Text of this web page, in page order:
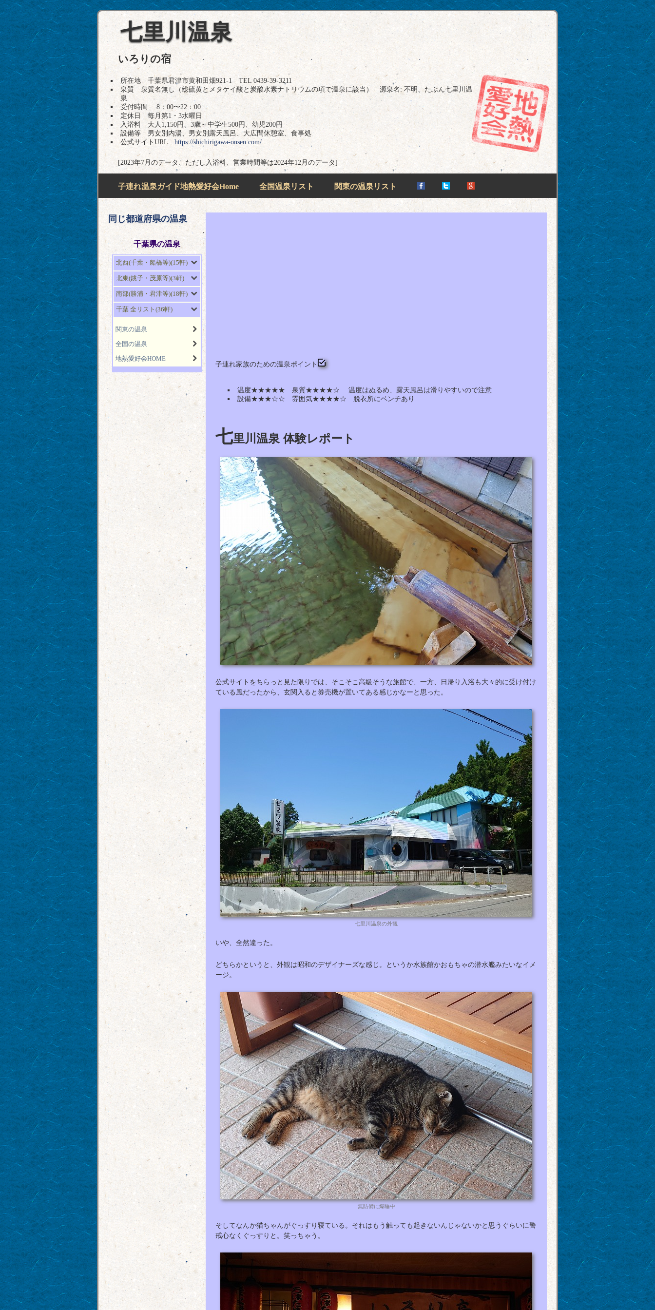
七里川温泉
いろりの宿
所在地 千葉県君津市黄和田畑921-1 TEL 0439-39-3211
泉質 泉質名無し（総硫黄とメタケイ酸と炭酸水素ナトリウムの項で温泉に該当） 源泉名: 不明、たぶん七里川温
泉
受付時間 8：00〜22：00
定休日 毎月第1・3水曜日
入浴料 大人1,150円、3歳～中学生500円、幼児200円
設備等 男女別内湯、男女別露天風呂、大広間休憩室、食事処
公式サイトURL https://shichirigawa-onsen.com/
[2023年7月のデータ、ただし入浴料、営業時間等は2024年12月のデータ]
子連れ温泉ガイド地熱愛好会Home 全国温泉リスト 関東の温泉リスト
子連れ家族のための温泉ポイント
温度★★★★★ 泉質★★★★☆ 温度はぬるめ、露天風呂は滑りやすいので注意
設備★★★☆☆ 雰囲気★★★★☆ 脱衣所にベンチあり
七里川温泉 体験レポート
公式サイトをちらっと見た限りでは、そこそこ高級そうな旅館で、一方、日帰り入浴も大々的に受け付け
ている風だったから、玄関入ると券売機が置いてある感じかなーと思った。
七里川温泉の外観
いや、全然違った。
どちらかというと、外観は昭和のデザイナーズな感じ。というか水族館かおもちゃの潜水艦みたいなイメ
ージ。
無防備に爆睡中
そしてなんか猫ちゃんがぐっすり寝ている。それはもう触っても起きないんじゃないかと思うぐらいに警
戒心なくぐっすりと。笑っちゃう。
同じ都道府県の温泉